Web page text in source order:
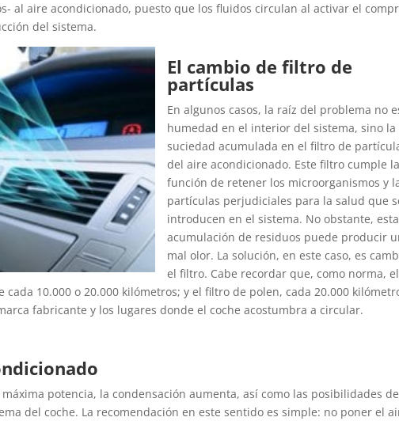
al aire acondicionado, puesto que los fluidos circulan al activar el
del sistema.
El cambio de filtro de
partículas
En algunos casos, la raíz del problema no
humedad en el interior del sistema, sino la
suciedad acumulada en el filtro de
del aire acondicionado. Este filtro cumple
función de retener los microorganismos y
partículas perjudiciales para la salud que
introducen en el sistema. No obstante, esta
acumulación de residuos puede producir
mal olor. La solución, en este caso, es
el filtro. Cabe recordar que, como norma, el
10.000 o 20.000 kilómetros; y el filtro de polen, cada 20.000
fabricante y los lugares donde el coche acostumbra a circular.
potencia, la condensación aumenta, así como las posibilidades de
del coche. La recomendación en este sentido es simple: no poner el